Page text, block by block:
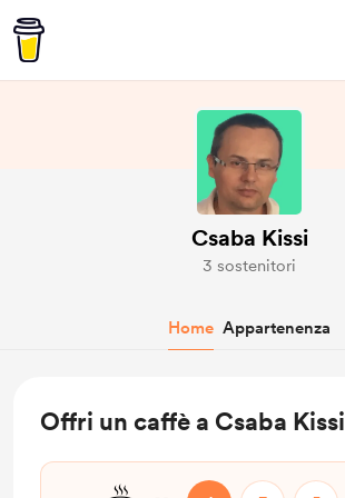
Csaba Kissi
3 sostenitori
Home Appartenenza
Offri un caffè a Csaba Kissi